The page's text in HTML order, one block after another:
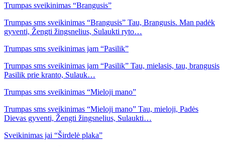
Trumpas sveikinimas “Brangusis”
Trumpas sms sveikinimas “Brangusis” Tau, Brangusis. Man padėk
gyventi, Žengti žingsnelius, Sulaukti ryto…
Trumpas sms sveikinimas jam “Pasilik”
Trumpas sms sveikinimas jam “Pasilik” Tau, mielasis, tau, brangusis
Pasilik prie kranto, Sulauk…
Trumpas sms sveikinimas “Mieloji mano”
Trumpas sms sveikinimas “Mieloji mano” Tau, mieloji, Padės
Dievas gyventi, Žengti žingsnelius, Sulaukti…
Sveikinimas jai “Širdelė plaka”